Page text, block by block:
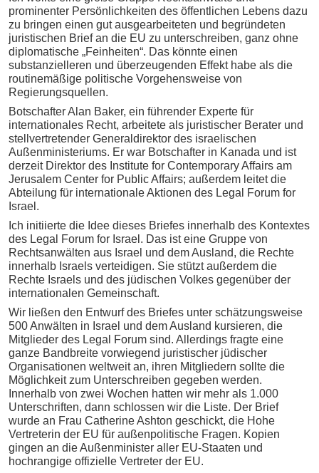
prominenter Persönlichkeiten des öffentlichen Lebens dazu
zu bringen einen gut ausgearbeiteten und begründeten
juristischen Brief an die EU zu unterschreiben, ganz ohne
diplomatische „Feinheiten“. Das könnte einen
substanzielleren und überzeugenden Effekt habe als die
routinemäßige politische Vorgehensweise von
Regierungsquellen.
Botschafter Alan Baker, ein führender Experte für
internationales Recht, arbeitete als juristischer Berater und
stellvertretender Generaldirektor des israelischen
Außenministeriums. Er war Botschafter in Kanada und ist
derzeit Direktor des Institute for Contemporary Affairs am
Jerusalem Center for Public Affairs; außerdem leitet die
Abteilung für internationale Aktionen des Legal Forum for
Israel.
Ich initiierte die Idee dieses Briefes innerhalb des Kontextes
des Legal Forum for Israel. Das ist eine Gruppe von
Rechtsanwälten aus Israel und dem Ausland, die Rechte
innerhalb Israels verteidigen. Sie stützt außerdem die
Rechte Israels und des jüdischen Volkes gegenüber der
internationalen Gemeinschaft.
Wir ließen den Entwurf des Briefes unter schätzungsweise
500 Anwälten in Israel und dem Ausland kursieren, die
Mitglieder des Legal Forum sind. Allerdings fragte eine
ganze Bandbreite vorwiegend juristischer jüdischer
Organisationen weltweit an, ihren Mitgliedern sollte die
Möglichkeit zum Unterschreiben gegeben werden.
Innerhalb von zwei Wochen hatten wir mehr als 1.000
Unterschriften, dann schlossen wir die Liste. Der Brief
wurde an Frau Catherine Ashton geschickt, die Hohe
Vertreterin der EU für außenpolitische Fragen. Kopien
gingen an die Außenminister aller EU-Staaten und
hochrangige offizielle Vertreter der EU.